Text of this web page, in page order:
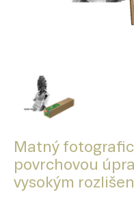
Matný
povrchovou
vysokým